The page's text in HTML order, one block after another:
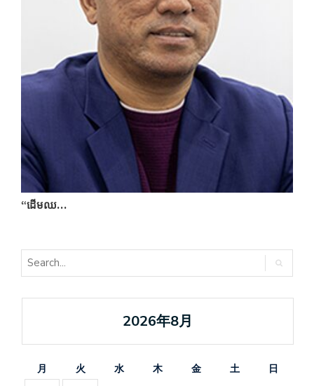
“ដើមឈ…
2026年8月
月 火 水 木 金 土
日